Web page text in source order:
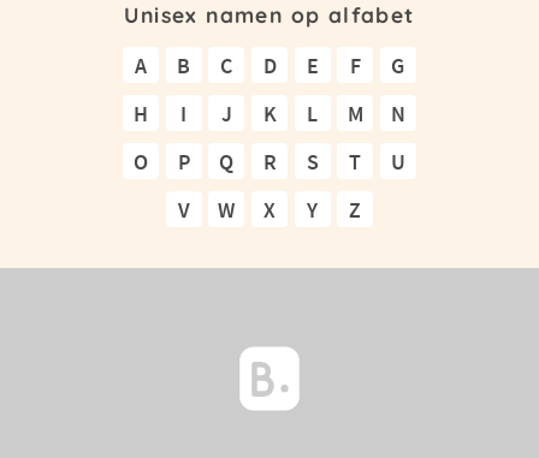
Unisex namen op alfabet
A B C D E F
G
H
I J K L M
N
O
P Q R S T
U
V
W X Y Z